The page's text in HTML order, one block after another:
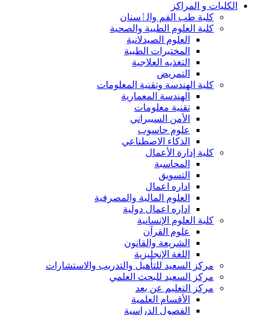
الكليات و المراكز
كلية طب الفم والٲسنان
كلية العلوم الطبية والصحية
العلوم الصيدلانية
المختبرات الطبية
التغذيه العلاجية
التمريض
كلية الهندسة وتقنية المعلومات
الهندسة المعمارية
تقنية معلومات
الأمن السيبراني
علوم حاسوب
الذكاء الاصطناعي
كلية إدارة الأعمال
المحاسبة
التسويق
اداره اعمال
العلوم المالية والمصرفية
اداره اعمال دولية
كلية العلوم الإنسانية
علوم القرآن
الشريعة والقانون
اللغة الإنجليزية
مركز السعيد للتأهيل والتدريب والاستشارات
مركز السعيد للبحث العلمي
مركز التعليم عن بعد
الأقسام العلمية
الفصول الدراسية